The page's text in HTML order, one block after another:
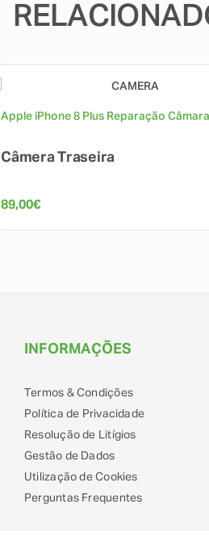
Apple iPhone 8 Plus Reparação
Câmera Traseira
89,00€
INFORMAÇÕES
Termos & Condições
Política de Privacidade
Resolução de Litígios
Gestão de Dados
Utilização de Cookies
Perguntas Frequentes